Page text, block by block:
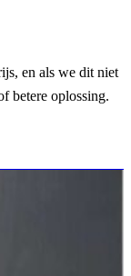
en als we dit niet
betere oplossing.